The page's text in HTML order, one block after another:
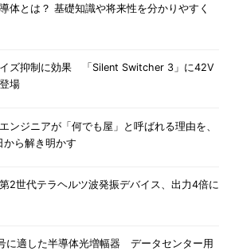
体とは？ 基礎知識や将来性を分かりやすく
ズ抑制に効果 「Silent Switcher 3」に42V
場
ンジニアが「何でも屋」と呼ばれる理由を、
から解き明かす
2世代テラヘルツ波発振デバイス、出力4倍に
に適した半導体光増幅器 データセンター用